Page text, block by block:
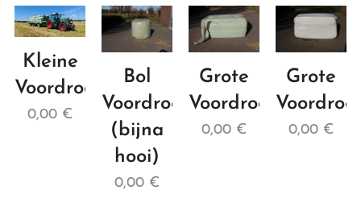
Kleine
Voordroogpak
0,00 €
Bol
Voordroog
(bijna
hooi)
0,00 €
Grote
Voordroogpak
0,00 €
Grote
0,00 €